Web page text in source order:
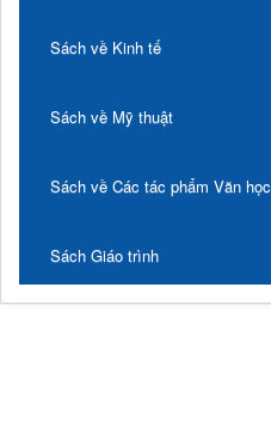
Sách về Kinh tế
Sách về Mỹ thuật
Sách về Các tác phẩm Văn học
Sách Giáo trình